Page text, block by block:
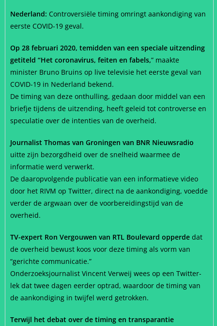
Nederland: Controversiële timing omringt aankondiging van
eerste COVID-19 geval.
Op 28 februari 2020, temidden van een speciale uitzending
getiteld “Het coronavirus, feiten en fabels,” maakte
minister Bruno Bruins op live televisie het eerste geval van
COVID-19 in Nederland bekend.
De timing van deze onthulling, gedaan door middel van een
briefje tijdens de uitzending, heeft geleid tot controverse en
speculatie over de intenties van de overheid.
Journalist Thomas van Groningen van BNR Nieuwsradio
uitte zijn bezorgdheid over de snelheid waarmee de
informatie werd verwerkt.
De daaropvolgende publicatie van een informatieve video
door het RIVM op Twitter, direct na de aankondiging, voedde
verder de argwaan over de voorbereidingstijd van de
overheid.
TV-expert Ron Vergouwen van RTL Boulevard opperde dat
de overheid bewust koos voor deze timing als vorm van
“gerichte communicatie.”
Onderzoeksjournalist Vincent Verweij wees op een Twitter-
lek dat twee dagen eerder optrad, waardoor de timing van
de aankondiging in twijfel werd getrokken.
Terwijl het debat over de timing en transparantie